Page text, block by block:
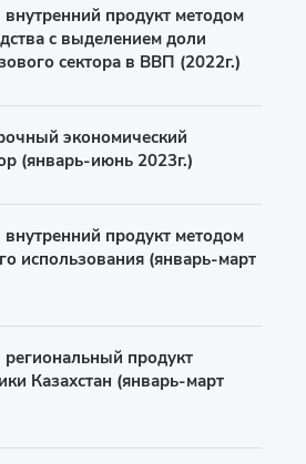
продукт методом
с выделением доли
сектора в ВВП (2022г.)
экономический
(январь-июнь 2023г.)
продукт методом
использования (январь-март
продукт
Казахстан (январь-март